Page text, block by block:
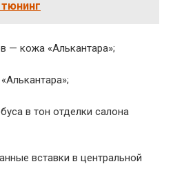
— кожа «Алькантара»;
в тон отделки салона
вставки в центральной